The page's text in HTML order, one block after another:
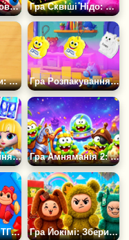
Гра Фуглери: Нова Колекція Гра Сквіші Нідо: Веселе Розпакування
Гра Монстрикси: Веселе Розпакування Гра Розпакування Монстрікс: Колекція з Магазину
Гра Розпакування Ляльки-сюрпризу для Макіяжу Гра Амняманія 2: Розпакування — Колекція Брелків
Гра Подарунки ТГ: Суперколекція Гра Йокімі: Збери Всю Колекцію